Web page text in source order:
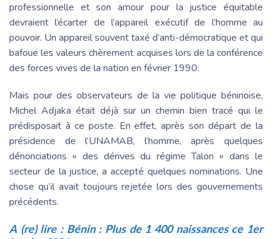
professionnelle et son amour pour la justice équitable
devraient l’écarter de l’appareil exécutif de l’homme au
pouvoir. Un appareil souvent taxé d’anti-démocratique et qui
bafoue les valeurs chèrement acquises lors de la conférence
des forces vives de la nation en février 1990.
Mais pour des observateurs de la vie politique béninoise,
Michel Adjaka était déjà sur un chemin bien tracé qui le
prédisposait à ce poste. En effet, après son départ de la
présidence de l’UNAMAB, l’homme, après quelques
dénonciations « des dérives du régime Talon » dans le
secteur de la justice, a accepté quelques nominations. Une
chose qu’il avait toujours rejetée lors des gouvernements
précédents.
A (re) lire : Bénin : Plus de 1 400 naissances ce 1er